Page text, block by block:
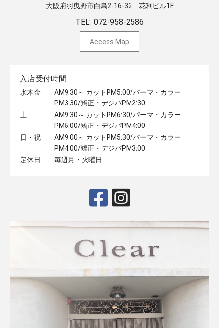
大阪府羽曳野市白鳥2-16-32 ​花利ビル1F
TEL: 072-958-2586
Access Map
入店受付時間
水木金
AM9:30～ カットPM5:00/パーマ・カラー
PM3:30/矯正・デジパPM2:30
土
AM9:30～ カットPM6:30/パーマ・カラー
PM5:00/矯正・デジパPM4:00
日・祝
AM9:00～ カットPM5:30/パーマ・カラー
PM4:00/矯正・デジパPM3:00
定休日
毎週月・火曜日